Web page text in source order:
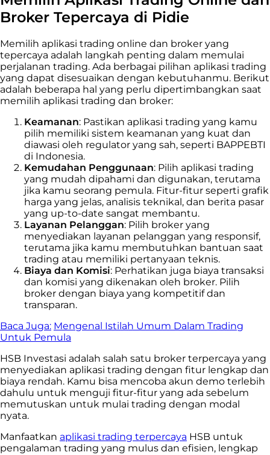
Broker Tepercaya di Pidie
Memilih aplikasi trading online dan broker yang
tepercaya adalah langkah penting dalam memulai
perjalanan trading. Ada berbagai pilihan aplikasi trading
yang dapat disesuaikan dengan kebutuhanmu. Berikut
adalah beberapa hal yang perlu dipertimbangkan saat
memilih aplikasi trading dan broker:
Keamanan: Pastikan aplikasi trading yang kamu
pilih memiliki sistem keamanan yang kuat dan
diawasi oleh regulator yang sah, seperti BAPPEBTI
di Indonesia.
Kemudahan Penggunaan: Pilih aplikasi trading
yang mudah dipahami dan digunakan, terutama
jika kamu seorang pemula. Fitur-fitur seperti grafik
harga yang jelas, analisis teknikal, dan berita pasar
yang up-to-date sangat membantu.
Layanan Pelanggan: Pilih broker yang
menyediakan layanan pelanggan yang responsif,
terutama jika kamu membutuhkan bantuan saat
trading atau memiliki pertanyaan teknis.
Biaya dan Komisi: Perhatikan juga biaya transaksi
dan komisi yang dikenakan oleh broker. Pilih
broker dengan biaya yang kompetitif dan
transparan.
Baca Juga: Mengenal Istilah Umum Dalam Trading
Untuk Pemula
HSB Investasi adalah salah satu broker terpercaya yang
menyediakan aplikasi trading dengan fitur lengkap dan
biaya rendah. Kamu bisa mencoba akun demo terlebih
dahulu untuk menguji fitur-fitur yang ada sebelum
memutuskan untuk mulai trading dengan modal
nyata.
Manfaatkan aplikasi trading terpercaya HSB untuk
pengalaman trading yang mulus dan efisien, lengkap